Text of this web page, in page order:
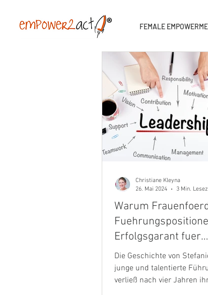
FEMALE
Warum
Erfolgsgarant fuer
Unternehmen ist:
Empower2Act
Empowerment
Die Geschichte von
junge und talentierte
verließ nach vier Jahren
Christiane Kleyna
26. Mai 2024
3 Min.